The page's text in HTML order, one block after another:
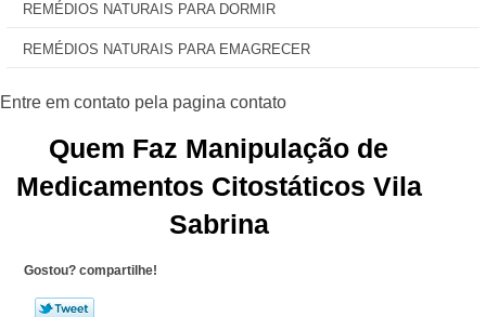
REMÉDIOS NATURAIS PARA DORMIR
REMÉDIOS NATURAIS PARA EMAGRECER
Quem Faz Manipulação de
Medicamentos Citostáticos Vila
Sabrina
Gostou? compartilhe!